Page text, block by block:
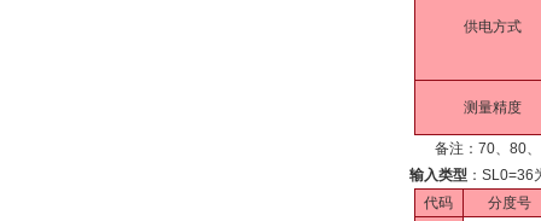
供电方式
测量精度
备注：70、80、
输入类型 ：
代码
分度号